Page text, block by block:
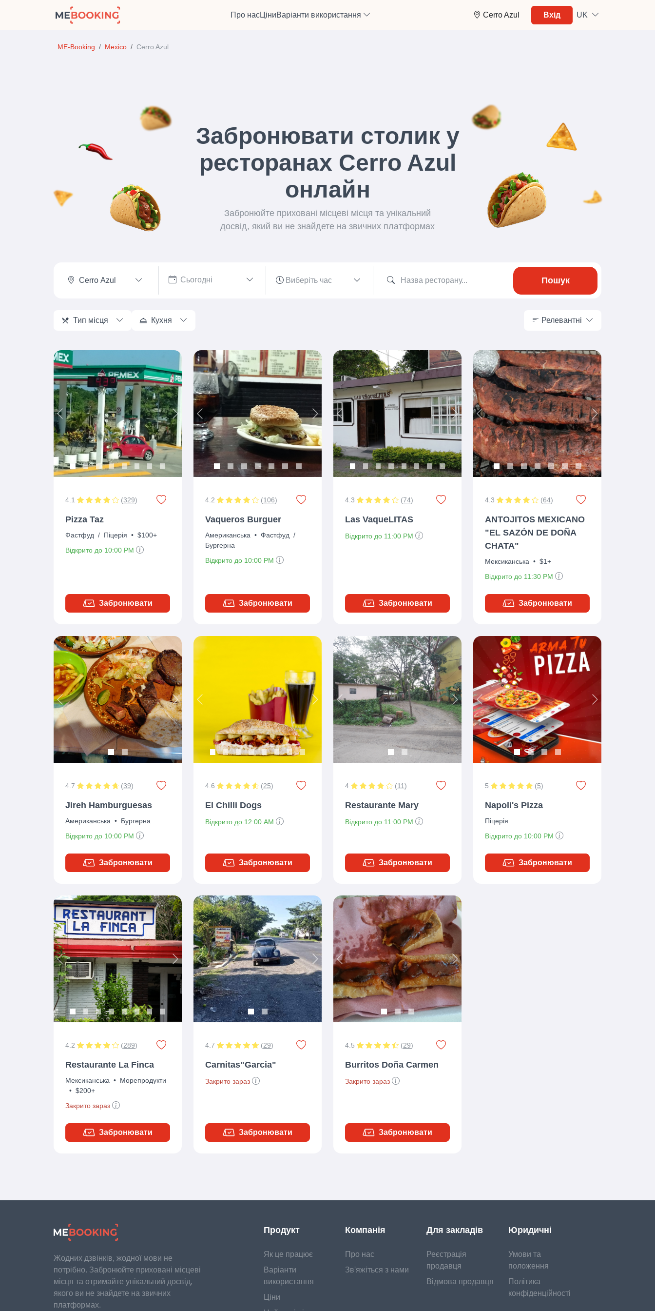
Про насЦіниВаріанти використання Cerro Azul Вхід UK
ME-Booking Mexico Cerro Azul
Забронювати столик у
ресторанах Cerro Azul
онлайн
Забронюйте приховані місцеві місця та унікальний
досвід, який ви не знайдете на звичних платформах
Cerro Azul Пошук
Тип місця Кухня
Релевантні
Previous Next
4.1 (329)
Pizza Taz
Фастфуд / Піцерія • $100+
Відкрито до 10:00 PM
Забронювати
Previous Next
4.2 (106)
Vaqueros Burguer
Американська • Фастфуд /
Бургерна
Відкрито до 10:00 PM
Забронювати
Previous Next
4.3 (74)
Las VaqueLITAS
Відкрито до 11:00 PM
Забронювати
Previous Next
4.3 (64)
ANTOJITOS MEXICANO
"EL SAZÓN DE DOÑA
CHATA"
Мексиканська • $1+
Відкрито до 11:30 PM
Забронювати
Previous Next
4.7 (39)
Jireh Hamburguesas
Американська • Бургерна
Відкрито до 10:00 PM
Забронювати
Previous Next
4.6 (25)
El Chilli Dogs
Відкрито до 12:00 AM
Забронювати
Previous Next
4 (11)
Restaurante Mary
Відкрито до 11:00 PM
Забронювати
Previous Next
5 (5)
Napoli's Pizza
Піцерія
Відкрито до 10:00 PM
Забронювати
Previous Next
4.2 (289)
Restaurante La Finca
Мексиканська • Морепродукти
• $200+
Закрито зараз
Забронювати
Previous Next
4.7 (29)
Carnitas"Garcia"
Закрито зараз
Забронювати
Previous Next
4.5 (29)
Burritos Doña Carmen
Закрито зараз
Забронювати
Жодних дзвінків, жодної мови не
потрібно. Забронюйте приховані місцеві
місця та отримайте унікальний досвід,
якого ви не знайдете на звичних
платформах.
Продукт
Як це працює
Варіанти
використання
Ціни
Компанія
Про нас
Зв'яжіться з нами
Для закладів
Реєстрація
продавця
Відмова продавця
Юридичні
Умови та
положення
Політика
конфіденційності